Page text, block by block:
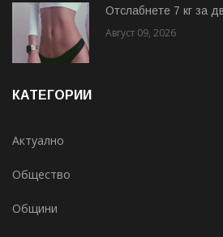
Отслабнете 7 кг за
Август 09, 2026
КАТЕГОРИИ
Актуално
Общество
Общини